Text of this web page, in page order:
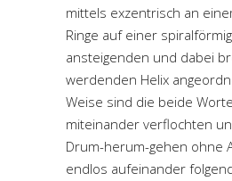
mittels exzentrisch an
Ringe auf einer
ansteigenden und dabei
werdenden Helix
Weise sind die beide
miteinander verflochten
Drum-herum-gehen ohne
endlos aufeinander